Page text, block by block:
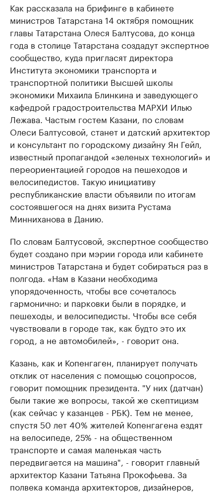
Как рассказала на брифинге в кабинете
министров Татарстана 14 октября помощник
главы Татарстана Олеся Балтусова, до конца
года в столице Татарстана создадут экспертное
сообщество, куда пригласят директора
Института экономики транспорта и
транспортной политики Высшей школы
экономики Михаила Блинкина и заведующего
кафедрой градостроительства МАРХИ Илью
Лежава. Частым гостем Казани, по словам
Олеси Балтусовой, станет и датский архитектор
и консультант по городскому дизайну Ян Гейл,
известный пропагандой «зеленых технологий» и
переориентацией городов на пешеходов и
велосипедистов. Такую инициативу
республиканские власти объявили по итогам
состоявшегося на днях визита Рустама
Минниханова в Данию.
По словам Балтусовой, экспертное сообщество
будет создано при мэрии города или кабинете
министров Татарстана и будет собираться раз в
полгода. «Нам в Казани необходима
упорядоченность, чтобы все сочеталось
гармонично: и парковки были в порядке, и
пешеходы, и велосипедисты. Чтобы все себя
чувствовали в городе так, как будто это их
город, а не автомобилей», - говорит она.
Казань, как и Копенгаген, планирует получать
отклик от населения с помощью соцопросов,
говорит помощник президента. "У них (датчан)
были такие же вопросы, такой же скептицизм
(как сейчас у казанцев - РБК). Тем не менее,
спустя 50 лет 40% жителей Копенгагена ездят
на велосипеде, 25% - на общественном
транспорте и самая маленькая часть
передвигается на машина", - говорит главный
архитектор Казани Татьяна Прокофьева. За
полвека команда архитекторов, дизайнеров,